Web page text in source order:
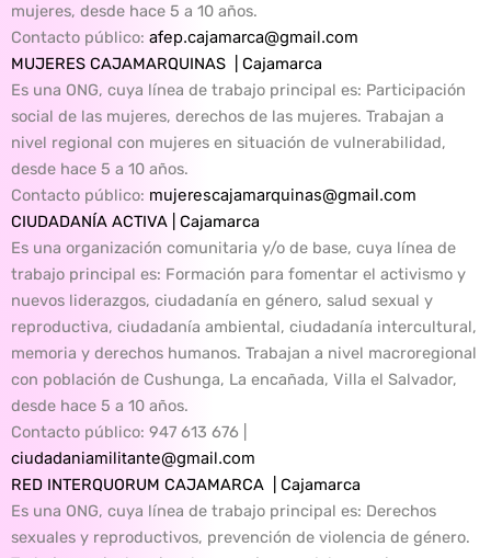
mujeres, desde hace 5 a 10 años.
Contacto público: afep.cajamarca@gmail.com
MUJERES CAJAMARQUINAS | Cajamarca
Es una ONG, cuya línea de trabajo principal es: Participación
social de las mujeres, derechos de las mujeres. Trabajan a
nivel regional con mujeres en situación de vulnerabilidad,
desde hace 5 a 10 años.
Contacto público: mujerescajamarquinas@gmail.com
CIUDADANÍA ACTIVA | Cajamarca
Es una organización comunitaria y/o de base, cuya línea de
trabajo principal es: Formación para fomentar el activismo y
nuevos liderazgos, ciudadanía en género, salud sexual y
reproductiva, ciudadanía ambiental, ciudadanía intercultural,
memoria y derechos humanos. Trabajan a nivel macroregional
con población de Cushunga, La encañada, Villa el Salvador,
desde hace 5 a 10 años.
Contacto público: 947 613 676 |
ciudadaniamilitante@gmail.com
RED INTERQUORUM CAJAMARCA | Cajamarca
Es una ONG, cuya línea de trabajo principal es: Derechos
sexuales y reproductivos, prevención de violencia de género.